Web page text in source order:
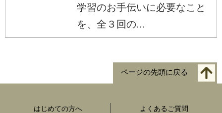
学習のお手伝いに必要なこと
を、全３回の...
ページの先頭に戻る
はじめての方へ よくあるご質問